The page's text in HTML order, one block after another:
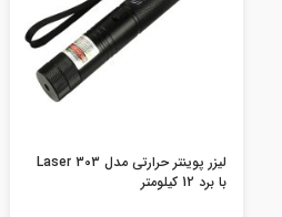
لیزر پوینتر حرارتی مدل Laser 303
با برد 12 کیلومتر